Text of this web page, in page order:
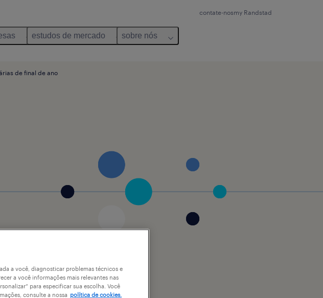
contate-nosmy Randstad
estudos de mercado sobre nós
de final de ano
a você, diagnosticar problemas técnicos e
a você informações mais relevantes nas
para especificar sua escolha. Você
consulte a nossa política de cookies.